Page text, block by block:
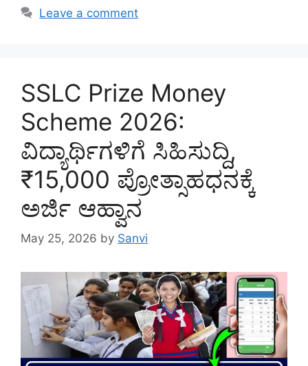
Leave a comment
SSLC Prize Money
Scheme 2026:
ವಿದ್ಯಾರ್ಥಿಗಳಿಗೆ ಸಿಹಿಸುದ್ದಿ,
₹15,000 ಪ್ರೋತ್ಸಾಹಧನಕ್ಕೆ
ಅರ್ಜಿ ಆಹ್ವಾನ
May 25, 2026 by Sanvi